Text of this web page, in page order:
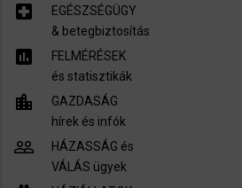
local_hospital
EGÉSZSÉGÜGY
​& betegbiztosítás
assessment
FELMÉRÉSEK
és statisztikák
location_city
GAZDASÁG
hírek és infók
people_outline
HÁZASSÁG és
VÁLÁS ügyek